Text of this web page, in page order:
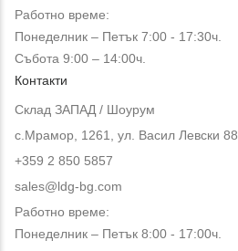
Работно време:
Понеделник – Петък 7:00 - 17:30ч.
Събота 9:00 – 14:00ч.
Контакти
Склад ЗАПАД / Шоурум
с.Мрамор, 1261, ул. Васил Левски 88
+359 2 850 5857
sales@ldg-bg.com
Работно време:
Понеделник – Петък 8:00 - 17:00ч.